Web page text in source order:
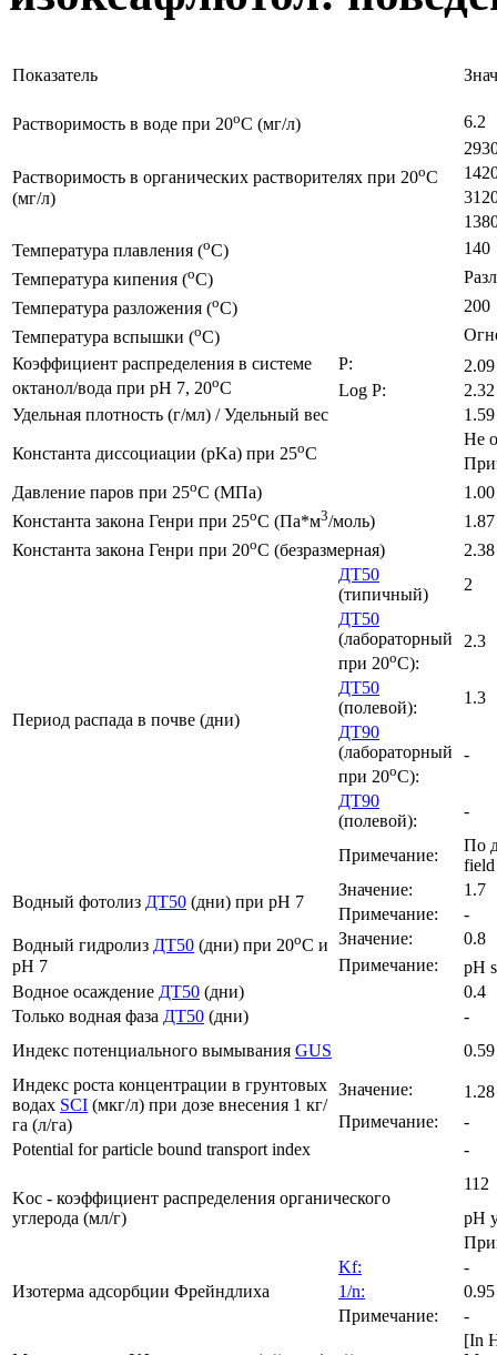
Показатель
Растворимость в воде при 20oC (мг/л) 6.2
Растворимость в органических растворителях при 20oC
(мг/л)
Температура плавления (oC)
140
Температура кипения (oC)
Температура разложения (oC)
200
Температура вспышки (oC)
Коэффициент распределения в системе
октанол/вода при pH 7, 20oC
P:
Log P:
2.32
Удельная плотность (г/мл) / Удельный вес
1.59
Константа диссоциации (pKa) при 25oC
Не
Давление паров при 25oC (МПа)
Константа закона Генри при 25oC (Па*м3/моль)
Константа закона Генри при 20oC (безразмерная)
Период распада в почве (дни)
ДТ50
(типичный)
2
ДТ50
(лабораторный
при 20oC):
2.3
ДТ50
(полевой):
1.3
ДТ90
(лабораторный
при 20oC):
-
ДТ90
(полевой):
-
Примечание:
По
field
Водный фотолиз ДТ50 (дни) при pH 7
Значение:
1.7
Примечание:
-
Водный гидролиз ДТ50 (дни) при 20oC и
pH 7
Значение:
0.8
Примечание:
pH
Водное осаждение ДТ50 (дни)
0.4
Только водная фаза ДТ50 (дни)
-
Индекс потенциального вымывания GUS
0.59
Индекс роста концентрации в грунтовых
водах SCI (мкг/л) при дозе внесения 1 кг/
га (л/га)
Значение:
Примечание:
-
Potential for particle bound transport index
-
Koc - коэффициент распределения органического
углерода (мл/г)
112
pH
Изотерма адсорбции Фрейндлиха
Kf:
-
1/n:
0.95
Примечание:
-
[In